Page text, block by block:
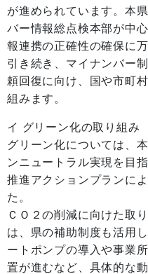
が進められています。本
バー情報総点検本部が中
報連携の正確性の確保に
引き続き、マイナンバー
頼回復に向け、国や市町
組みます。
イ グリーン化の取り組み
グリーン化については、
ンニュートラル実現を目
推進アクションプランに
た。
ＣＯ２の削減に向けた取
は、県の補助制度も活用
ートポンプの導入や事業
置が進むなど、具体的な